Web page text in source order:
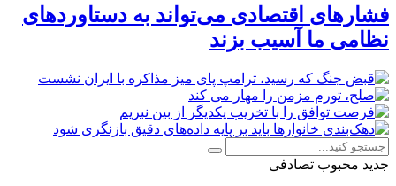
فشارهای اقتصادی می‌تواند به دستاوردهای
نظامی ما آسیب بزند
جدید محبوب تصادفی